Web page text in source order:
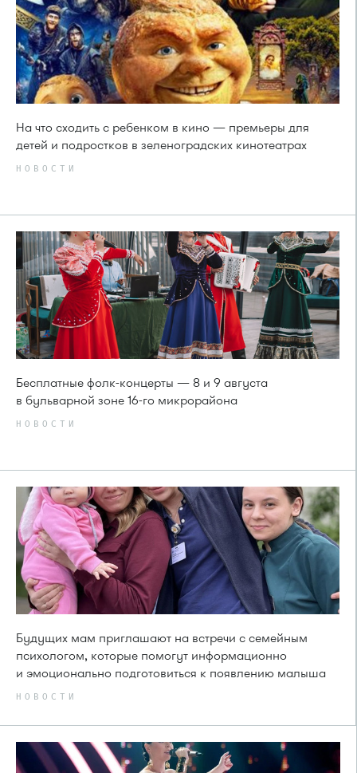
На что сходить с ребенком в кино — премьеры для
детей и подростков в зеленоградских кинотеатрах
НОВОСТИ
Бесплатные фолк-концерты — 8 и 9 августа
в бульварной зоне 16-го микрорайона
НОВОСТИ
Будущих мам приглашают на встречи с семейным
психологом, которые помогут информационно
и эмоционально подготовиться к появлению малыша
НОВОСТИ